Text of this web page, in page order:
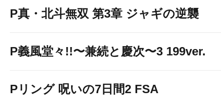
P真・北斗無双 第3章 ジャギの逆襲
P義風堂々!!〜兼続と慶次〜3 199ver.
Pリング 呪いの7日間2 FSA